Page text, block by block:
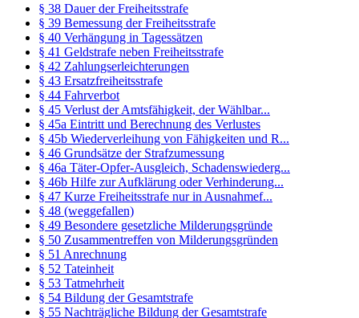
§ 38 Dauer der Freiheitsstrafe
§ 39 Bemessung der Freiheitsstrafe
§ 40 Verhängung in Tagessätzen
§ 41 Geldstrafe neben Freiheitsstrafe
§ 42 Zahlungserleichterungen
§ 43 Ersatzfreiheitsstrafe
§ 44 Fahrverbot
§ 45 Verlust der Amtsfähigkeit, der Wählbar...
§ 45a Eintritt und Berechnung des Verlustes
§ 45b Wiederverleihung von Fähigkeiten und R...
§ 46 Grundsätze der Strafzumessung
§ 46a Täter-Opfer-Ausgleich, Schadenswiederg...
§ 46b Hilfe zur Aufklärung oder Verhinderung...
§ 47 Kurze Freiheitsstrafe nur in Ausnahmef...
§ 48 (weggefallen)
§ 49 Besondere gesetzliche Milderungsgründe
§ 50 Zusammentreffen von Milderungsgründen
§ 51 Anrechnung
§ 52 Tateinheit
§ 53 Tatmehrheit
§ 54 Bildung der Gesamtstrafe
§ 55 Nachträgliche Bildung der Gesamtstrafe